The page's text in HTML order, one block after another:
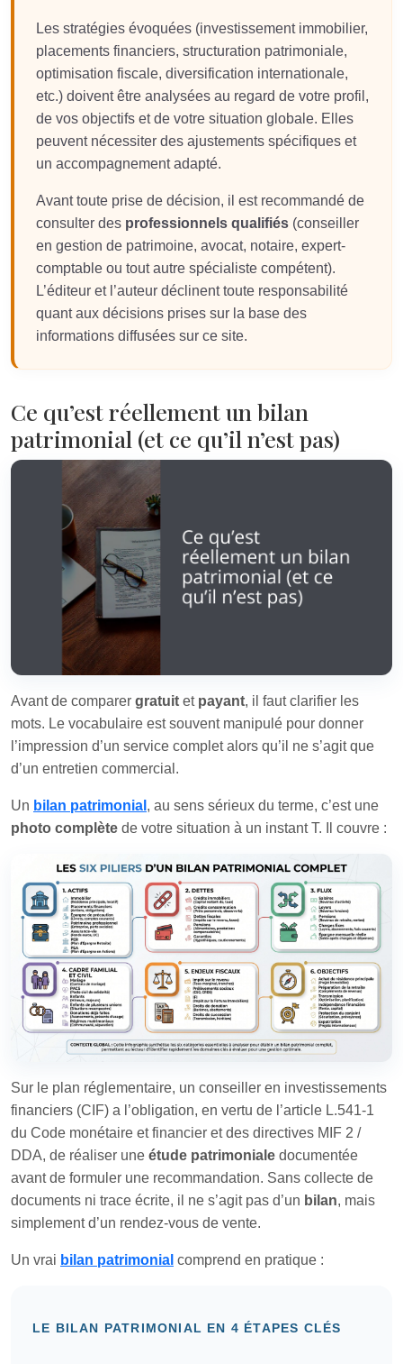
Les stratégies évoquées (investissement immobilier,
placements financiers, structuration patrimoniale,
optimisation fiscale, diversification internationale,
etc.) doivent être analysées au regard de votre profil,
de vos objectifs et de votre situation globale. Elles
peuvent nécessiter des ajustements spécifiques et
un accompagnement adapté.
Avant toute prise de décision, il est recommandé de
consulter des professionnels qualifiés (conseiller
en gestion de patrimoine, avocat, notaire, expert-
comptable ou tout autre spécialiste compétent).
L’éditeur et l’auteur déclinent toute responsabilité
quant aux décisions prises sur la base des
informations diffusées sur ce site.
Ce qu’est réellement un bilan
patrimonial (et ce qu’il n’est pas)
Avant de comparer gratuit et payant, il faut clarifier les
mots. Le vocabulaire est souvent manipulé pour donner
l’impression d’un service complet alors qu’il ne s’agit que
d’un entretien commercial.
Un bilan patrimonial , au sens sérieux du terme, c’est une
photo complète de votre situation à un instant T. Il couvre :
Sur le plan réglementaire, un conseiller en investissements
financiers (CIF) a l’obligation, en vertu de l’article L.541‑1
du Code monétaire et financier et des directives MIF 2 /
DDA, de réaliser une étude patrimoniale documentée
avant de formuler une recommandation. Sans collecte de
documents ni trace écrite, il ne s’agit pas d’un bilan, mais
simplement d’un rendez-vous de vente.
Un vrai bilan patrimonial comprend en pratique :
LE BILAN PATRIMONIAL EN 4 ÉTAPES CLÉS